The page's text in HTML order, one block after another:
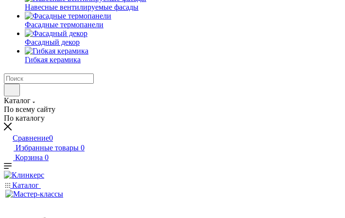
Навесные вентилируемые фасады
Фасадные термопанели
Фасадный декор
Гибкая керамика
Каталог
По всему сайту
По каталогу
Сравнение0
Избранные товары 0
Корзина 0
Каталог